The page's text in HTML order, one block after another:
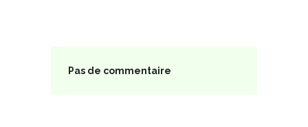
Pas de commentaire